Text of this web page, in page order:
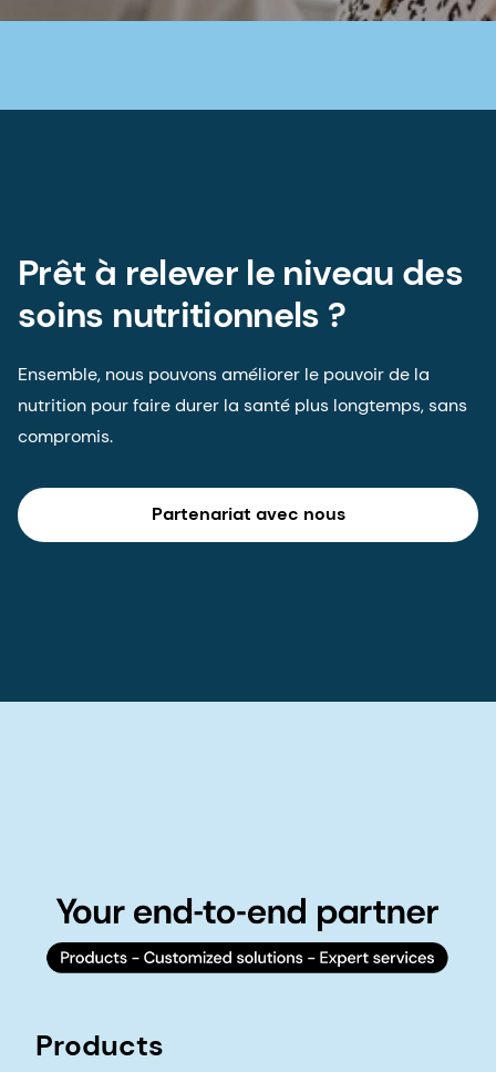
Prêt à relever le niveau des
soins nutritionnels ?
Ensemble, nous pouvons améliorer le pouvoir de la
nutrition pour faire durer la santé plus longtemps, sans
compromis.
Partenariat avec nous
Products